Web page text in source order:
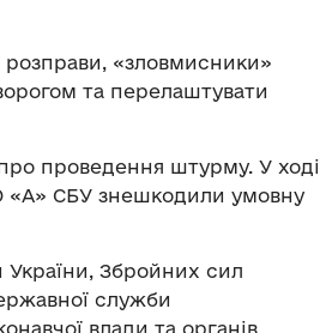
розправи, «зловмисники»
та перелаштувати
проведення штурму. У ході
«А» СБУ знешкодили умовну
України, Збройних сил
служби
влади та органів